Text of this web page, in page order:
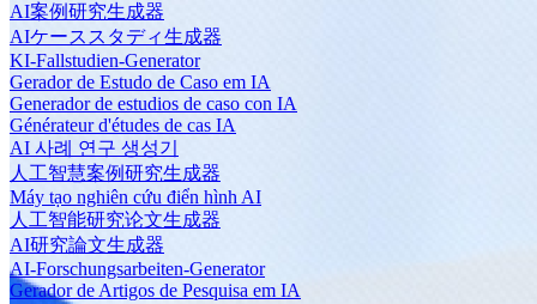
AI案例研究生成器
AIケーススタディ生成器
KI-Fallstudien-Generator
Gerador de Estudo de Caso em IA
Generador de estudios de caso con IA
Générateur d'études de cas IA
AI 사례 연구 생성기
人工智慧案例研究生成器
Máy tạo nghiên cứu điển hình AI
人工智能研究论文生成器
AI研究論文生成器
AI-Forschungsarbeiten-Generator
Gerador de Artigos de Pesquisa em IA